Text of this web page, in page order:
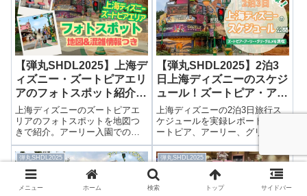
【弾丸SHDL2025】上海デ
ィズニー・ズートピアエリ
アのフォトスポット紹介！
地図＆混雑情報つき
上海ディズニーのズートピアエ
リアのフォトスポットを地図つ
きで紹介。アーリー入園での撮
影のコツも解説！
【弾丸SHDL2025】2泊3
日上海ディズニーのスケジ
ュール！ズートピア・アー
リー・グリ・グルメを満喫
した全行動記録！
上海ディズニーの2泊3日旅行ス
ケジュールを実録レポート！ズ
ートピア、アーリー、グリーテ
ィング、グルメ、キャラダイま
で全記録つきで紹介。事前計画
の参考に◎
弾丸SHDL2025 弾丸SHDL2025
メニュー ホーム 検索 トップ サイドバー